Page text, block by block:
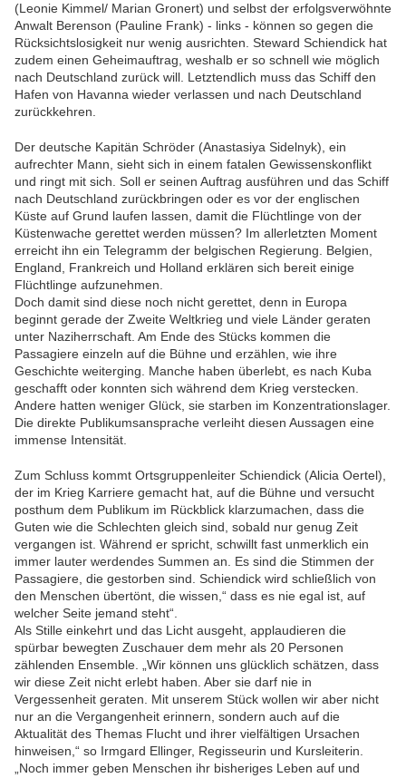
(Leonie Kimmel/ Marian Gronert) und selbst der erfolgsverwöhnte
Anwalt Berenson (Pauline Frank) - links - können so gegen die
Rücksichtslosigkeit nur wenig ausrichten. Steward Schiendick hat
zudem einen Geheimauftrag, weshalb er so schnell wie möglich
nach Deutschland zurück will. Letztendlich muss das Schiff den
Hafen von Havanna wieder verlassen und nach Deutschland
zurückkehren.
Der deutsche Kapitän Schröder (Anastasiya Sidelnyk), ein
aufrechter Mann, sieht sich in einem fatalen Gewissenskonflikt
und ringt mit sich. Soll er seinen Auftrag ausführen und das Schiff
nach Deutschland zurückbringen oder es vor der englischen
Küste auf Grund laufen lassen, damit die Flüchtlinge von der
Küstenwache gerettet werden müssen? Im allerletzten Moment
erreicht ihn ein Telegramm der belgischen Regierung. Belgien,
England, Frankreich und Holland erklären sich bereit einige
Flüchtlinge aufzunehmen.
Doch damit sind diese noch nicht gerettet, denn in Europa
beginnt gerade der Zweite Weltkrieg und viele Länder geraten
unter Naziherrschaft. Am Ende des Stücks kommen die
Passagiere einzeln auf die Bühne und erzählen, wie ihre
Geschichte weiterging. Manche haben überlebt, es nach Kuba
geschafft oder konnten sich während dem Krieg verstecken.
Andere hatten weniger Glück, sie starben im Konzentrationslager.
Die direkte Publikumsansprache verleiht diesen Aussagen eine
immense Intensität.
Zum Schluss kommt Ortsgruppenleiter Schiendick (Alicia Oertel),
der im Krieg Karriere gemacht hat, auf die Bühne und versucht
posthum dem Publikum im Rückblick klarzumachen, dass die
Guten wie die Schlechten gleich sind, sobald nur genug Zeit
vergangen ist. Während er spricht, schwillt fast unmerklich ein
immer lauter werdendes Summen an. Es sind die Stimmen der
Passagiere, die gestorben sind. Schiendick wird schließlich von
den Menschen übertönt, die wissen,“ dass es nie egal ist, auf
welcher Seite jemand steht“.
Als Stille einkehrt und das Licht ausgeht, applaudieren die
spürbar bewegten Zuschauer dem mehr als 20 Personen
zählenden Ensemble. „Wir können uns glücklich schätzen, dass
wir diese Zeit nicht erlebt haben. Aber sie darf nie in
Vergessenheit geraten. Mit unserem Stück wollen wir aber nicht
nur an die Vergangenheit erinnern, sondern auch auf die
Aktualität des Themas Flucht und ihrer vielfältigen Ursachen
hinweisen,“ so Irmgard Ellinger, Regisseurin und Kursleiterin.
„Noch immer geben Menschen ihr bisheriges Leben auf und